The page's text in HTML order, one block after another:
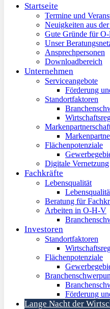
Startseite
Termine und
Neuigkeiten aus
Gute Gründe für
Unser
Ansprechpersonen
Downloadbereich
Unternehmen
Serviceangebote
Förderung
Standortfaktoren
Flächenpotenziale
Digitale Vernetzung
Fachkräfte
Lebensqualität
Beratung für
Arbeiten in O-H-V
Investoren
Standortfaktoren
Flächenpotenziale
Förderung
Lange Nacht der